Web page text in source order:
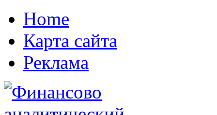
Home
Карта сайта
Реклама